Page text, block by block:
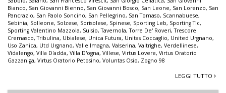
Bianco, San Giovanni Bienno, San Giovanni Bosco, San Leone, San Lorenzo, San
Pancrazio, San Paolo Soncino, San Pellegrino, San Tomaso, Scannabuese,
Sebinia, Solleone, Solzese, Sorisolese, Spinese, Sporting Leb, Sporting Tlc,
Sporting Valentino Mazzola, Suisio,Tavernola,Torre De' Roveri,Trescore
Cremasco,Tribulina, Ubialese, Unica Futura, Unitas Coccaglio, United Urgnano,
Uso Zanica, Utd Urgnano, Valle Imagna, Valserina, Valtrighe, Verdellinese,
Vidalengo, Villa D'adda, Villa D'ogna, Villese, Virtus Lovere, Virtus Oratorio
Gazzaniga, Virtus Oratorio Petosino, Voluntas Osio, Zogno 98
LEGGI TUTTO